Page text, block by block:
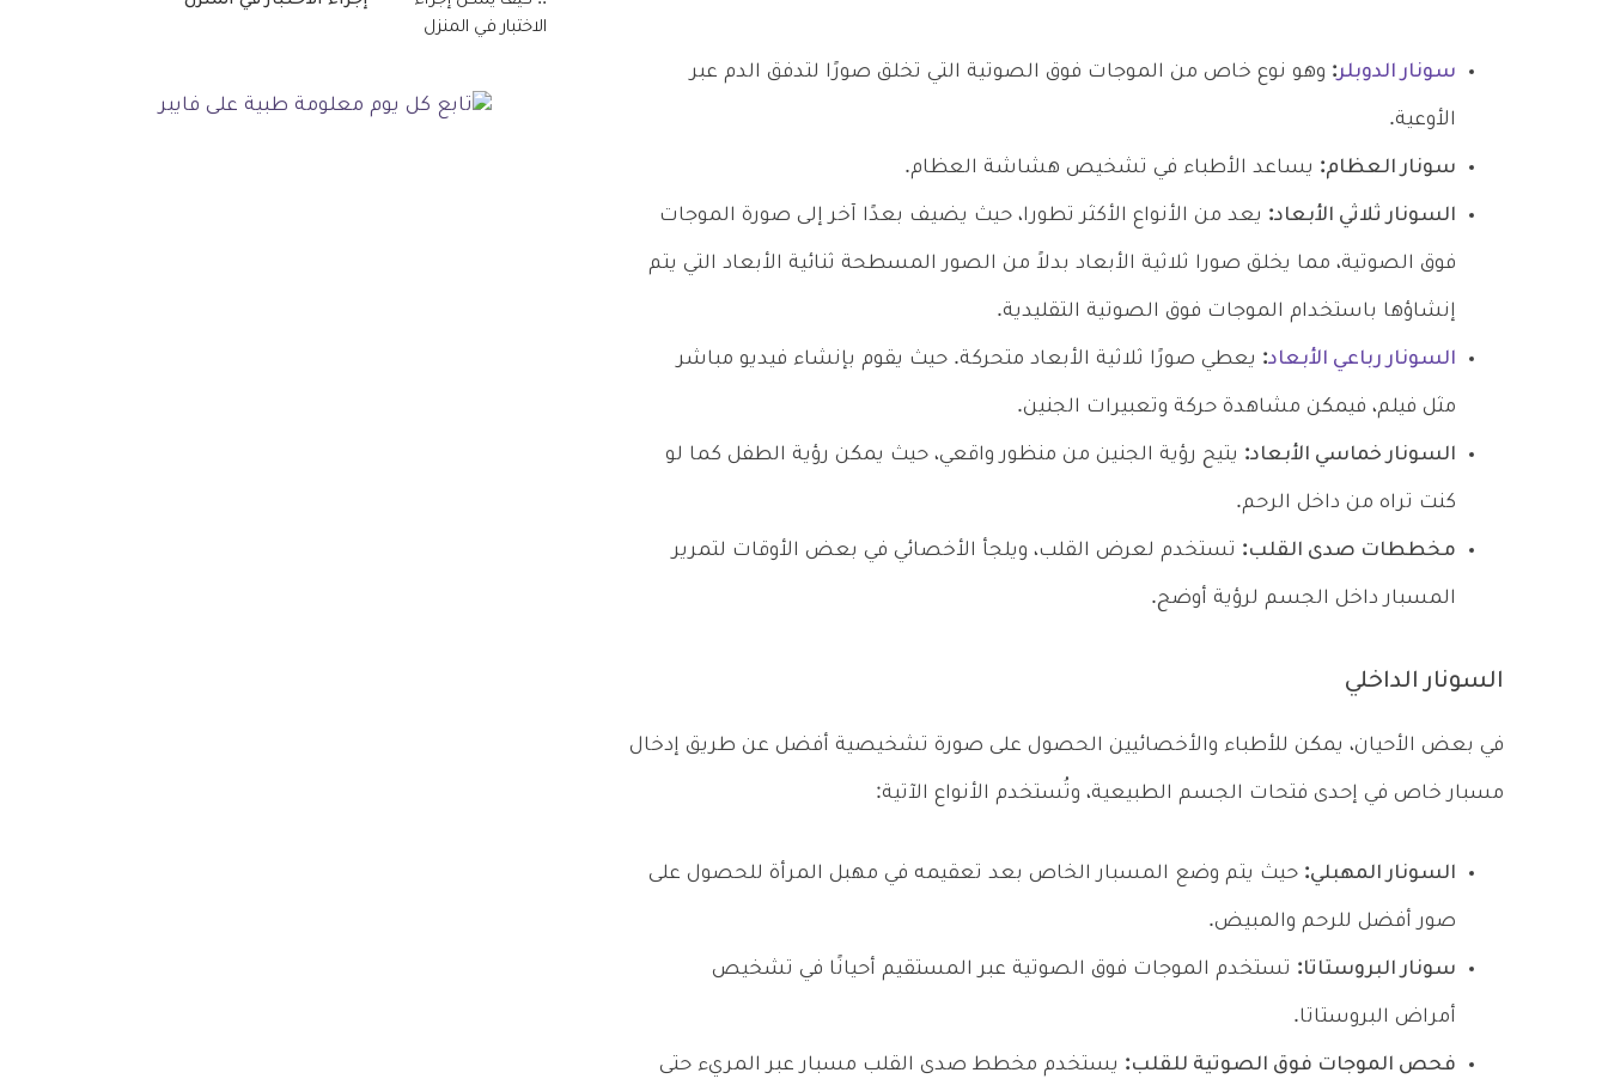
سونار الدوبلر: وهو نوع خاص من الموجات فوق الصوتية التي تخلق صورًا لتدفق الدم عبر
الأوعية.
سونار العظام: يساعد الأطباء في تشخيص هشاشة العظام.
السونار ثلاثي الأبعاد: يعد من الأنواع الأكثر تطورا، حيث يضيف بعدًا آخر إلى صورة الموجات
فوق الصوتية، مما يخلق صورا ثلاثية الأبعاد بدلاً من الصور المسطحة ثنائية الأبعاد التي يتم
إنشاؤها باستخدام الموجات فوق الصوتية التقليدية.
السونار رباعي الأبعاد: يعطي صورًا ثلاثية الأبعاد متحركة. حيث يقوم بإنشاء فيديو مباشر
مثل فيلم، فيمكن مشاهدة حركة وتعبيرات الجنين.
السونار خماسي الأبعاد: يتيح رؤية الجنين من منظور واقعي، حيث يمكن رؤية الطفل كما لو
كنت تراه من داخل الرحم.
مخططات صدى القلب: تستخدم لعرض القلب، ويلجأ الأخصائي في بعض الأوقات لتمرير
المسبار داخل الجسم لرؤية أوضح.
السونار الداخلي
في بعض الأحيان، يمكن للأطباء والأخصائيين الحصول على صورة تشخيصية أفضل عن طريق إدخال
مسبار خاص في إحدى فتحات الجسم الطبيعية، وتُستخدم الأنواع الآتية:
السونار المهبلي: حيث يتم وضع المسبار الخاص بعد تعقيمه في مهبل المرأة للحصول على
صور أفضل للرحم والمبيض.
سونار البروستاتا: تستخدم الموجات فوق الصوتية عبر المستقيم أحيانًا في تشخيص
أمراض البروستاتا.
فحص الموجات فوق الصوتية للقلب: يستخدم مخطط صدى القلب مسبار عبر المريء حتى